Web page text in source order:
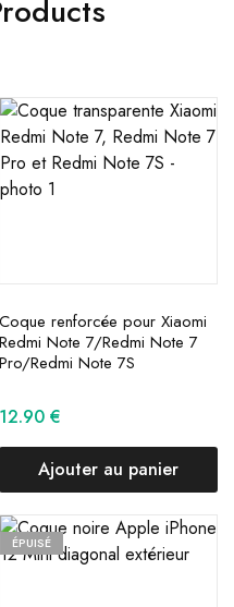
Coque renforcée pour Xiaomi
Redmi Note 7/Redmi Note 7
Pro/Redmi Note 7S
12.90 €
Ajouter au panier
ÉPUISÉ